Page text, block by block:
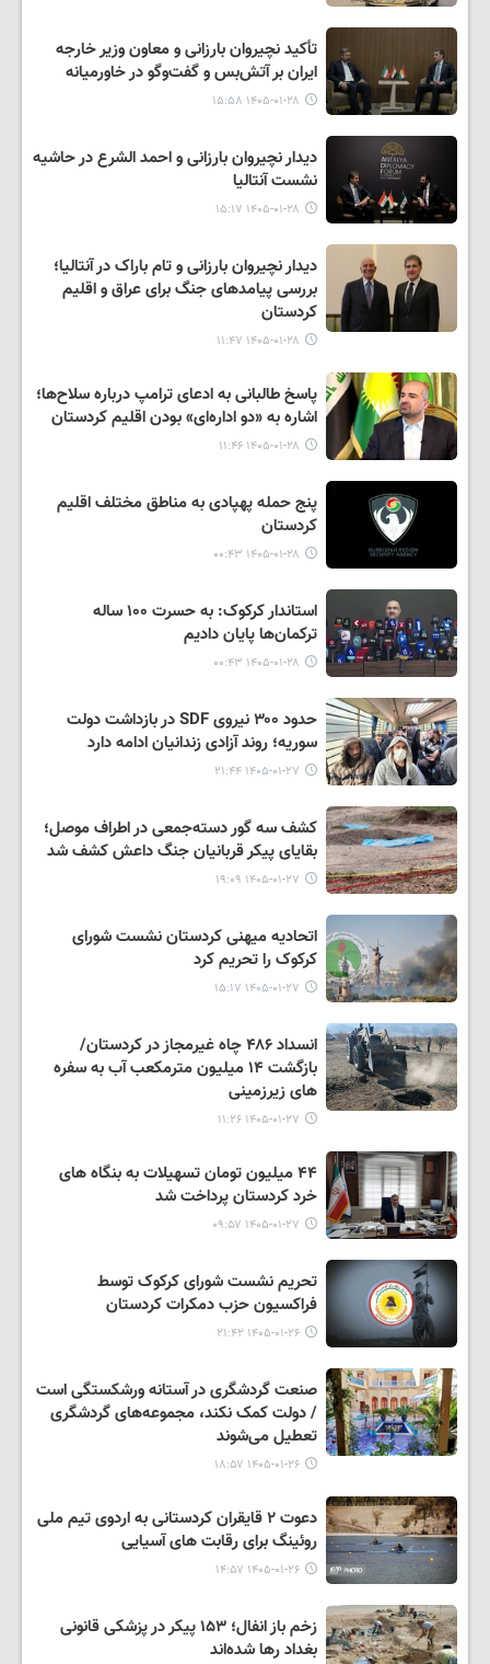
تأکید نچیروان بارزانی و معاون وزیر خارجه
ایران بر آتش‌بس و گفت‌وگو در خاورمیانه
۱۴۰۵-۰۱-۲۸ ۱۵:۵۸
دیدار نچیروان بارزانی و احمد الشرع در حاشیه
نشست آنتالیا
۱۴۰۵-۰۱-۲۸ ۱۵:۱۷
دیدار نچیروان بارزانی و تام باراک در آنتالیا؛
بررسی پیامدهای جنگ برای عراق و اقلیم
کردستان
۱۴۰۵-۰۱-۲۸ ۱۱:۴۷
پاسخ طالبانی به ادعای ترامپ درباره سلاح‌ها؛
اشاره به «دو اداره‌ای» بودن اقلیم کردستان
۱۴۰۵-۰۱-۲۸ ۱۱:۴۶
پنج حمله پهپادی به مناطق مختلف اقلیم
کردستان
۱۴۰۵-۰۱-۲۸ ۰۰:۴۳
استاندار کرکوک: به حسرت ۱۰۰ ساله
ترکمان‌ها پایان دادیم
۱۴۰۵-۰۱-۲۸ ۰۰:۴۳
حدود ۳۰۰ نیروی SDF در بازداشت دولت
سوریه؛ روند آزادی زندانیان ادامه دارد
۱۴۰۵-۰۱-۲۷ ۲۱:۴۴
کشف سه گور دسته‌جمعی در اطراف موصل؛
بقایای پیکر قربانیان جنگ داعش کشف شد
۱۴۰۵-۰۱-۲۷ ۱۹:۰۹
اتحادیه میهنی کردستان نشست شورای
کرکوک را تحریم کرد
۱۴۰۵-۰۱-۲۷ ۱۵:۱۷
انسداد ۴۸۶ چاه غیرمجاز در کردستان/
بازگشت ۱۴ میلیون مترمکعب آب به سفره
های زیرزمینی
۱۴۰۵-۰۱-۲۷ ۱۱:۲۶
۴۴ میلیون تومان تسهیلات به بنگاه های
خرد کردستان پرداخت شد
۱۴۰۵-۰۱-۲۷ ۰۹:۵۷
تحریم نشست شورای کرکوک توسط
فراکسیون حزب دمکرات کردستان
۱۴۰۵-۰۱-۲۶ ۲۱:۴۲
صنعت گردشگری در آستانه ورشکستگی است
/ دولت کمک نکند، مجموعه‌های گردشگری
تعطیل می‌شوند
۱۴۰۵-۰۱-۲۶ ۱۸:۵۷
دعوت ۲ قایقران کردستانی به اردوی تیم ملی
روئینگ برای رقابت های آسیایی
۱۴۰۵-۰۱-۲۶ ۱۴:۵۷
زخم باز انفال؛ ۱۵۳ پیکر در پزشکی قانونی
بغداد رها شده‌اند